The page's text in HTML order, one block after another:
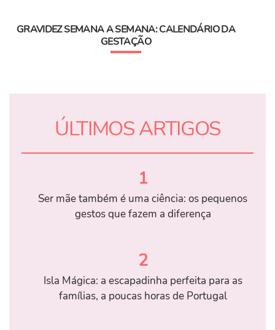
GRAVIDEZ SEMANA A SEMANA: CALENDÁRIO DA
GESTAÇÃO
ÚLTIMOS ARTIGOS
1
Ser mãe também é uma ciência: os pequenos
gestos que fazem a diferença
2
Isla Mágica: a escapadinha perfeita para as
famílias, a poucas horas de Portugal